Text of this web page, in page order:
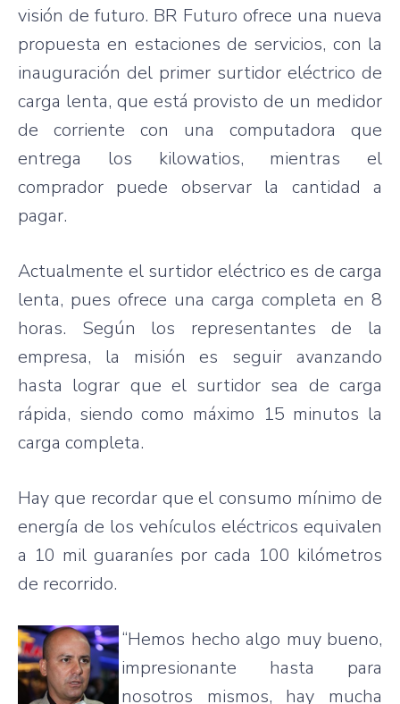
visión defuturo. BR Futuro ofrece una nueva
propuesta en estaciones de servicios, con la
inauguración del primer surtidor eléctrico de
carga lenta, que está provisto de un medidor
de corriente con una computadora
que
entrega los kilowatios, mientras el
comprador puede observarla cantidad a
pagar.
Actualmente el surtidor eléctrico es de carga
lenta, pues ofrece una carga completa en 8
horas. Según los representantes de la
empresa, la misión es seguir avanzando
hasta lograr que el surtidor sea decarga
rápida, siendo como máximo 15 minutos la
carga completa.
Hay que recordar que elconsumo mínimo de
energía de los vehículos eléctricos equivalen
a 10 mil guaraníes por cada 100 kilómetros
de recorrido.
“Hemos hecho algo muy bueno,
impresionante
hasta
para
nosotros
mismos, hay mucha